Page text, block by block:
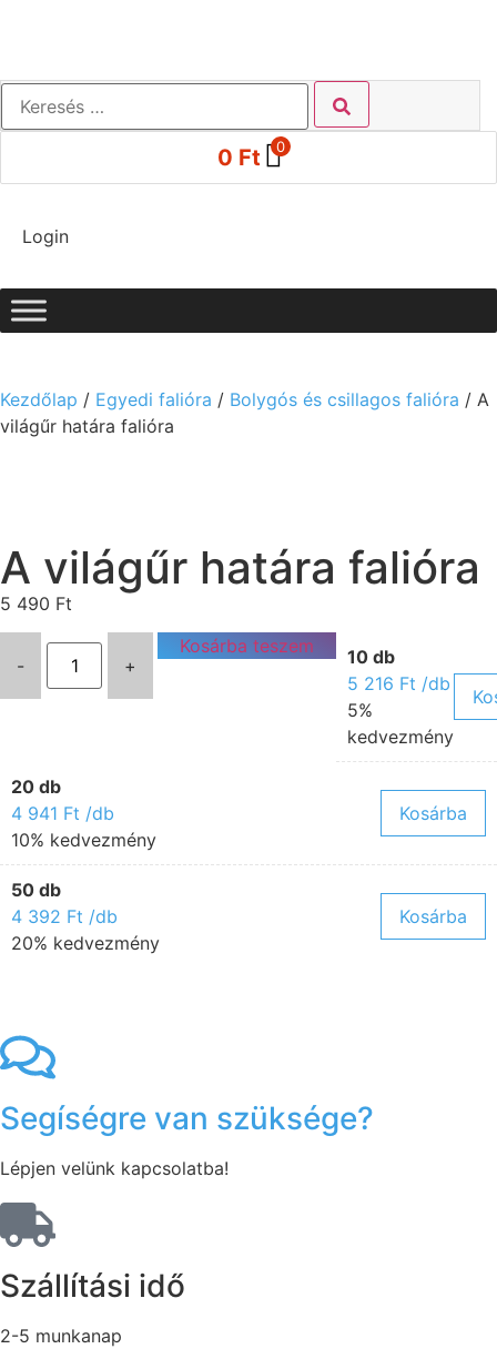
0 Ft 0
Login
Kezdőlap / Egyedi falióra / Bolygós és csillagos falióra / A
világűr határa falióra
A világűr határa falióra
5 490 Ft
- +
Kosárba teszem
10 db
5 216 Ft /db
5%
kedvezmény
20 db
4 941 Ft /db
10% kedvezmény
Kosárba
50 db
4 392 Ft /db
20% kedvezmény
Kosárba
Segíségre van szüksége?
Lépjen velünk kapcsolatba!
Szállítási idő
2-5 munkanap